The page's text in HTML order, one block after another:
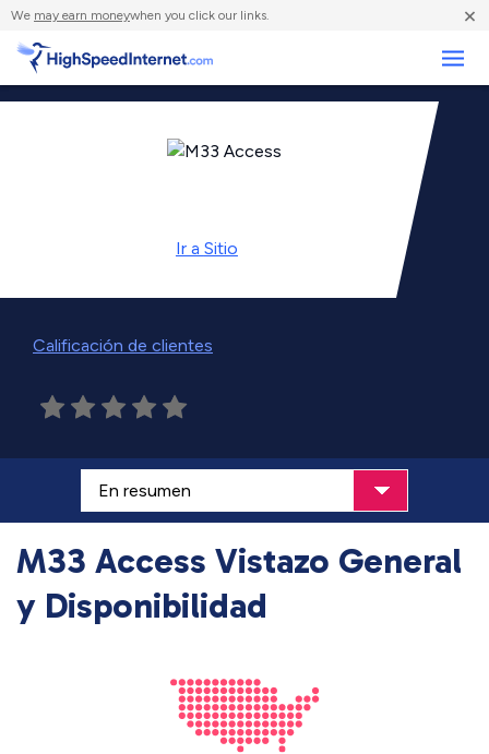
We may earn moneywhen you click our links. ×
Ir a Sitio
Calificación de clientes
M33 Access Vistazo General
y Disponibilidad